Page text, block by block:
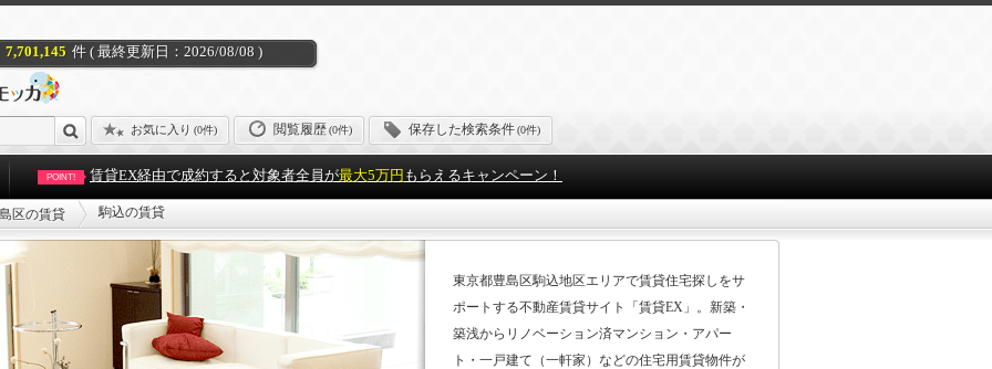
7,701,145 件 ( 最終更新日：2026/08/08 )
お気に入り (0件) 閲覧履歴(0件) 保存した検索条件(0件)
POINT! 賃貸EX経由で成約すると対象者全員が最大5万円 もらえるキャンペーン！
区の賃貸 駒込の賃貸
東京都豊島区駒込地区エリアで賃貸住宅探しをサ
ポートする不動産賃貸サイト「賃貸EX」。新築・
築浅からリノベーション済マンション・アパー
ト・一戸建て（一軒家）などの住宅用賃貸物件が